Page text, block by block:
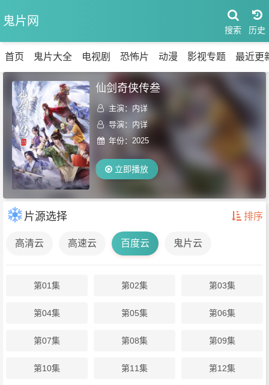
鬼片网
搜索
首页 鬼片大全 电视剧 恐怖片 动漫 影视专题 最近更
仙剑奇侠传叁
主演： 内详
导演：内详
年份：2025
立即播放
片源选择 排序
高清云 高速云 百度云 鬼片云
第01集 第02集 第03集
第04集 第05集 第06集
第07集 第08集 第09集
第10集 第11集 第12集